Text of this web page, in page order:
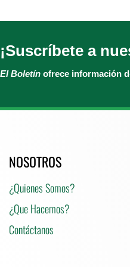
¡Suscríbete a
El Boletín ofrece información
NOSOTROS
¿Quienes Somos?
¿Que Hacemos?
Contáctanos